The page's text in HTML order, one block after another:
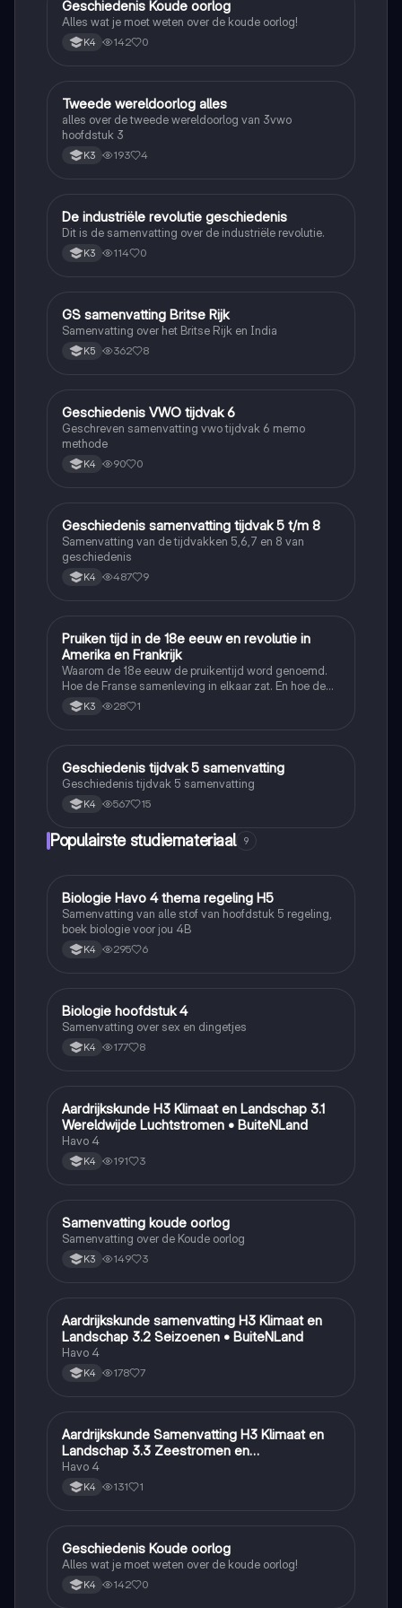
Geschiedenis
Geschiedenis Koude oorlog
Alles wat je moet weten over de koude oorlog!
K4 142 0
Geschiedenis
Tweede wereldoorlog alles
alles over de tweede wereldoorlog van 3vwo
hoofdstuk 3
K3 193 4
Geschiedenis
De industriële revolutie geschiedenis
Dit is de samenvatting over de industriële revolutie.
K3 114 0
Geschiedenis
GS samenvatting Britse Rijk
Samenvatting over het Britse Rijk en India
K5 362 8
Geschiedenis
Geschiedenis VWO tijdvak 6
Geschreven samenvatting vwo tijdvak 6 memo
methode
K4 90 0
Geschiedenis
Geschiedenis samenvatting tijdvak 5 t/m 8
Samenvatting van de tijdvakken 5,6,7 en 8 van
geschiedenis
K4 487 9
Geschiedenis
Pruiken tijd in de 18e eeuw en revolutie in
Amerika en Frankrijk
Waarom de 18e eeuw de pruikentijd word genoemd.
Hoe de Franse samenleving in elkaar zat. En hoe de
Amerikaanse en Franse revolutie ging.
K3 28 1
Geschiedenis
Geschiedenis tijdvak 5 samenvatting
Geschiedenis tijdvak 5 samenvatting
K4 567 15
Populairste studiemateriaal 9
Biologie
Biologie Havo 4 thema regeling H5
Samenvatting van alle stof van hoofdstuk 5 regeling,
boek biologie voor jou 4B
K4 295 6
Biologie
Biologie hoofdstuk 4
Samenvatting over sex en dingetjes
K4 177 8
Aardrijkskunde
Aardrijkskunde H3 Klimaat en Landschap 3.1
Wereldwijde Luchtstromen • BuiteNLand
Havo 4
K4 191 3
Geschiedenis
Samenvatting koude oorlog
Samenvatting over de Koude oorlog
K3 149 3
Aardrijkskunde
Aardrijkskunde samenvatting H3 Klimaat en
Landschap 3.2 Seizoenen • BuiteNLand
Havo 4
K4 178 7
Aardrijkskunde
Aardrijkskunde Samenvatting H3 Klimaat en
Landschap 3.3 Zeestromen en
Klimaatgebieden • BuiteNLand
Havo 4
K4 131 1
Geschiedenis
Geschiedenis Koude oorlog
Alles wat je moet weten over de koude oorlog!
K4 142 0